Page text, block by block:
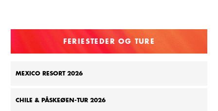
FERIESTEDER OG TURE
MEXICO RESORT 2026
CHILE & PÅSKEØEN-TUR 2026